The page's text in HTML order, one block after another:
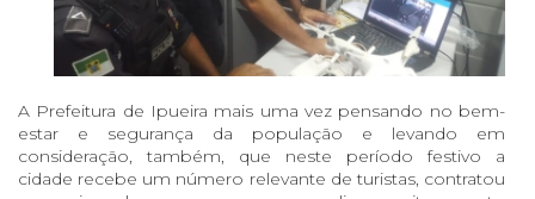
A Prefeitura de Ipueira mais uma vez pensando no bem-
estar e segurança da população e levando em
consideração, também, que neste período festivo a
cidade recebe um número relevante de turistas, contratou